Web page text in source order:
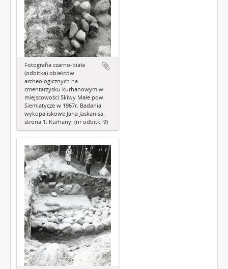
Fotografia czarno-biała
(odbitka) obiektów
archeologicznych na
cmentarzysku kurhanowym w
miejscowości Skiwy Małe pow.
Siemiatycze w 1967r. Badania
wykopaliskowe Jana Jaskanisa.
strona 1: Kurhany. (nr odbitki 9)